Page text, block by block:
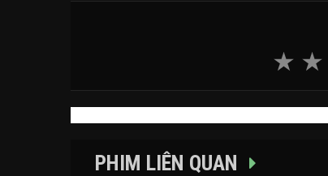
PHIM LIÊN QUAN